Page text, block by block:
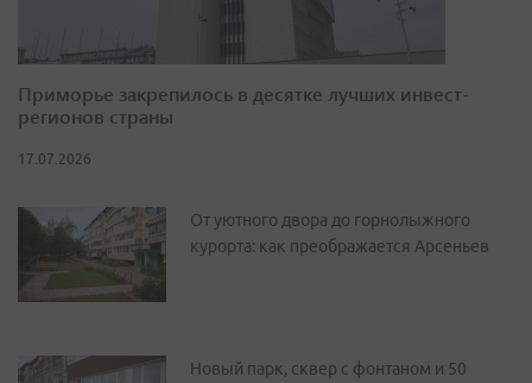
Приморье закрепилось в десятке лучших инвест-
регионов страны
17.07.2026
От уютного двора до горнолыжного
курорта: как преображается Арсеньев
Новый парк, сквер с фонтаном и 50